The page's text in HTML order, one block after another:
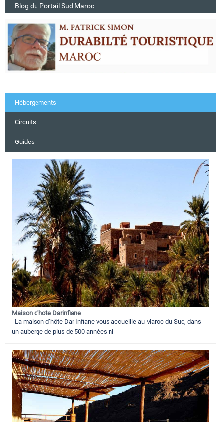
Blog du Portail Sud Maroc
Hébergements
Circuits
Guides
Maison d'hote Darinfiane
La maison d’hôte Dar Infiane vous accueille au Maroc du Sud, dans
un auberge de plus de 500 années ni